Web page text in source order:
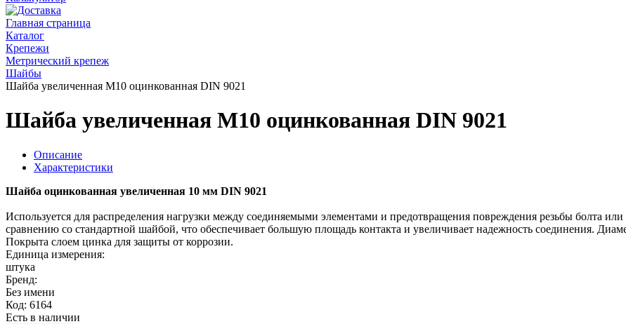
Главная страница
Каталог
Крепежи
Метрический крепеж
Шайбы
Шайба увеличенная М10 оцинкованная DIN 9021
Шайба увеличенная М10 оцинкованная DIN 9021
Описание
Характеристики
Шайба оцинкованная увеличенная 10 мм DIN 9021
Используется для распределения нагрузки между соединяемыми элементами и предотвращения повреждения резьбы болта
сравнению со стандартной шайбой, что обеспечивает большую площадь контакта и увеличивает надежность соединения.
Покрыта слоем цинка для защиты от коррозии.
Единица измерения:
штука
Бренд:
Без имени
Код: 6164
Есть в наличии